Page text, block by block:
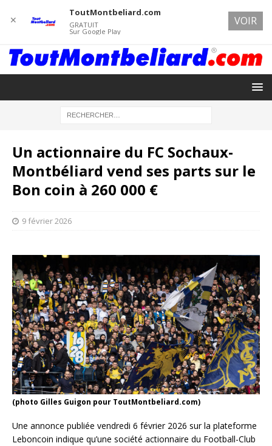
Un actionnaire du FC Sochaux-
Montbéliard vend ses parts sur le
Bon coin à 260 000 €
9 février 2026
(photo Gilles Guigon pour ToutMontbeliard.com)
Une annonce publiée vendredi 6 février 2026 sur la plateforme
Leboncoin indique qu’une société actionnaire du Football-Club
✕
ToutMontbeliard.com
GRATUIT
Sur Google Play
VOIR